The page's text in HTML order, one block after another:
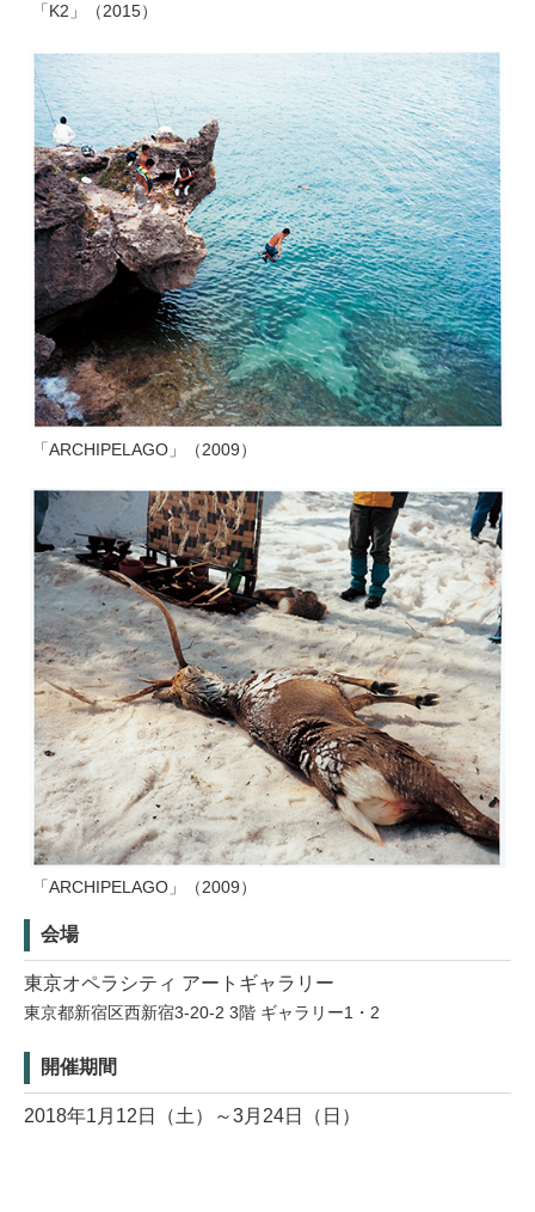
「K2」（2015）
「ARCHIPELAGO」（2009）
「ARCHIPELAGO」（2009）
会場
東京オペラシティ アートギャラリー
東京都新宿区西新宿3-20-2 3階 ギャラリー1・2
開催期間
2018年1月12日（土）～3月24日（日）